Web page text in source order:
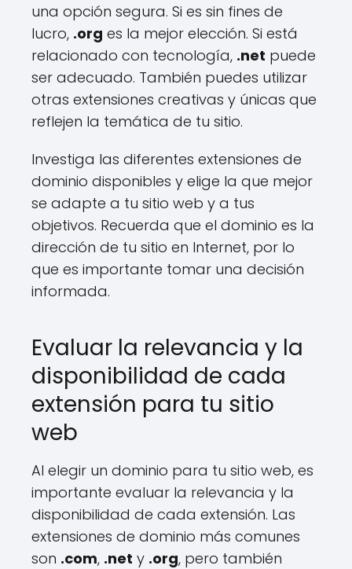
una opción segura. Si es sin fines de
lucro, .org es la mejor elección. Si está
relacionado con tecnología, .net puede
ser adecuado. También puedes utilizar
otras extensiones creativas y únicas que
reflejen la temática de tu sitio.
Investiga las diferentes extensiones de
dominio disponibles y elige la que mejor
se adapte a tu sitio web y a tus
objetivos. Recuerda que el dominio es la
dirección de tu sitio en Internet, por lo
que es importante tomar una decisión
informada.
Evaluar la relevancia y la
disponibilidad de cada
extensión para tu sitio
web
Al elegir un dominio para tu sitio web, es
importante evaluar la relevancia y la
disponibilidad de cada extensión. Las
extensiones de dominio más comunes
son .com, .net y .org, pero también